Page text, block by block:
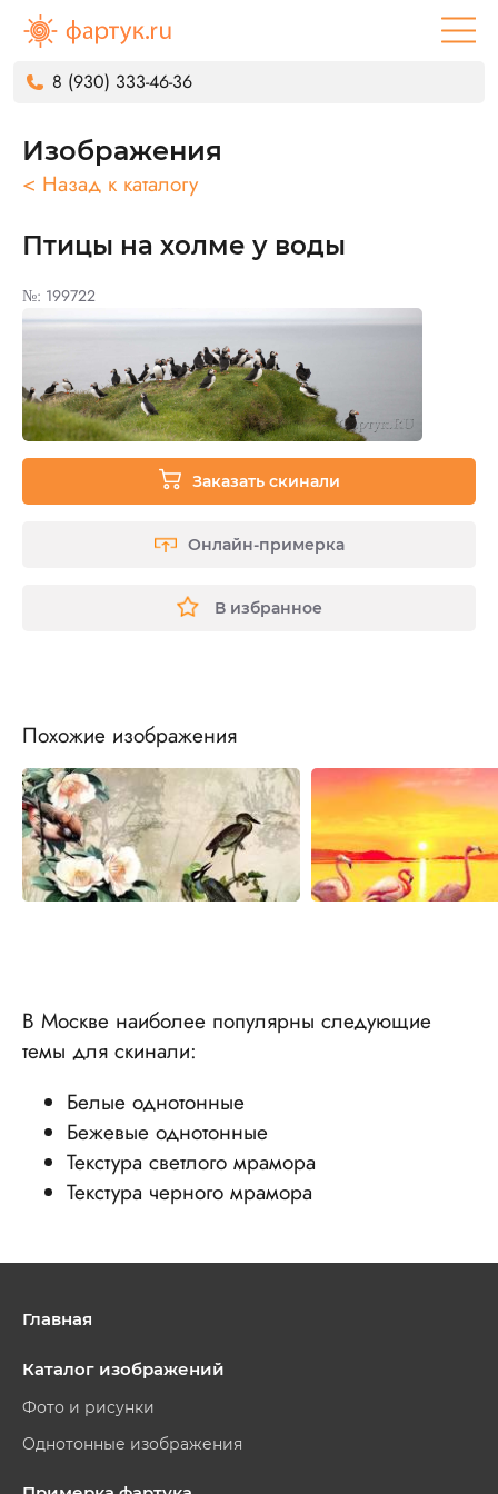
8 (930) 333-46-36
Изображения
< Назад к каталогу
Птицы на холме у воды
№: 199722
Заказать скинали
Онлайн-примерка
В избранное
Похожие изображения
В Москве наиболее популярны следующие
темы для скинали:
Белые однотонные
Бежевые однотонные
Текстура светлого мрамора
Текстура черного мрамора
Главная
Каталог изображений
Фото и рисунки
Однотонные изображения